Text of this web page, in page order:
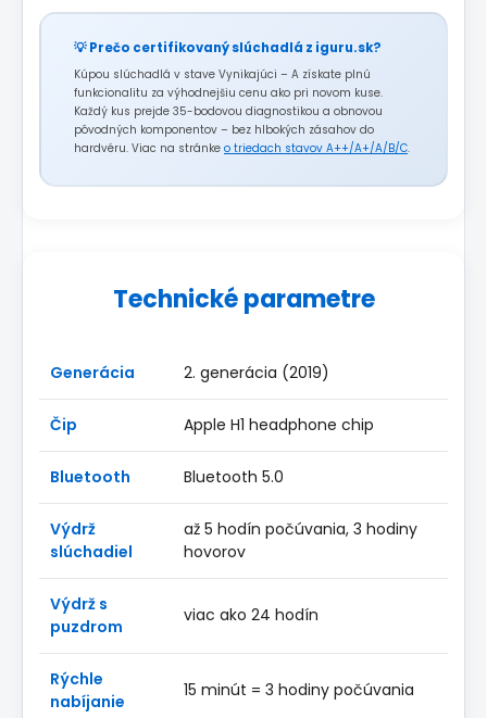
💡 Prečo certifikovaný slúchadlá z iguru.sk?
Kúpou slúchadlá v stave Vynikajúci – A získate plnú
funkcionalitu za výhodnejšiu cenu ako pri novom kuse.
Každý kus prejde 35-bodovou diagnostikou a obnovou
pôvodných komponentov – bez hlbokých zásahov do
hardvéru. Viac na stránke o triedach stavov A++/A+/A/B/C.
Technické parametre
Generácia 2. generácia (2019)
Čip Apple H1 headphone chip
Bluetooth Bluetooth 5.0
Výdrž
slúchadiel
až 5 hodín počúvania, 3 hodiny
hovorov
Výdrž s
puzdrom
viac ako 24 hodín
Rýchle
nabíjanie
15 minút = 3 hodiny počúvania